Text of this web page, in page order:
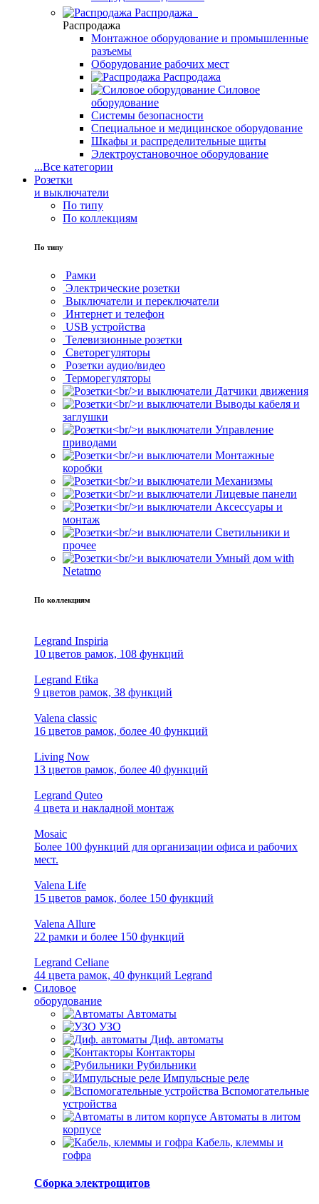
Распродажа
Распродажа
Монтажное оборудование и промышленные
разъемы
Оборудование рабочих мест
Распродажа
Силовое
оборудование
Системы безопасности
Специальное и медицинское оборудование
Шкафы и распределительные щиты
Электроустановочное оборудование
...Все категории
Розетки
и выключатели
По типу
По коллекциям
По типу
Рамки
Электрические розетки
Выключатели и переключатели
Интернет и телефон
USB устройства
Телевизионные розетки
Светорегуляторы
Розетки аудио/видео
Терморегуляторы
Датчики движения
Выводы кабеля и
заглушки
Управление
приводами
Монтажные
коробки
Механизмы
Лицевые панели
Аксессуары и
монтаж
Светильники и
прочее
Умный дом with
Netatmo
По коллекциям
Legrand Inspiria
10 цветов рамок, 108 функций
Legrand Etika
9 цветов рамок, 38 функций
Valena classic
16 цветов рамок, более 40 функций
Living Now
13 цветов рамок, более 40 функций
Legrand Quteo
4 цвета и накладной монтаж
Mosaic
Более 100 функций для организации офиса и рабочих
мест.
Valena Life
15 цветов рамок, более 150 функций
Valena Allure
22 рамки и более 150 функций
Legrand Celiane
44 цвета рамок, 40 функций Legrand
Силовое
оборудование
Автоматы
УЗО
Диф. автоматы
Контакторы
Рубильники
Импульсные реле
Вспомогательные
устройства
Автоматы в литом
корпусе
Кабель, клеммы и
гофра
Сборка электрощитов